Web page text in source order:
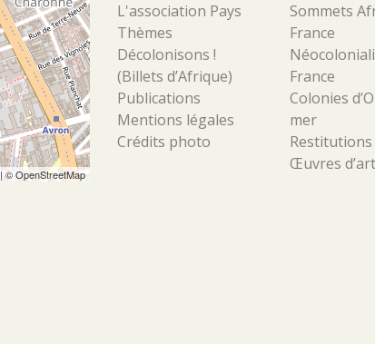
| ©OpenStreetMap
L'association Pays
Thèmes
Décolonisons !
(Billets d’Afrique)
Publications
Mentions légales
Crédits photo
Sommets
France
France
Colonies
mer
Restitutions
Œuvres d’art